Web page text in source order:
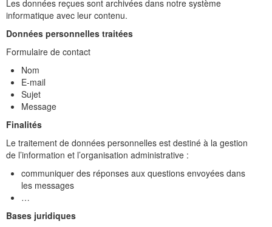
Les données reçues sont archivées dans notre système
informatique avec leur contenu.
Données personnelles traitées
Formulaire de contact
Nom
E-mail
Sujet
Message
Finalités
Le traitement de données personnelles est destiné à la gestion
de l’information et l’organisation administrative :
communiquer des réponses aux questions envoyées dans
les messages
…
Bases juridiques